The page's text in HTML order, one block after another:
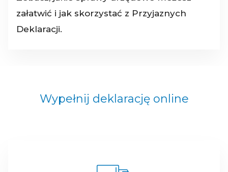
załatwić i jak skorzystać z Przyjaznych
Deklaracji.
Wypełnij deklarację online